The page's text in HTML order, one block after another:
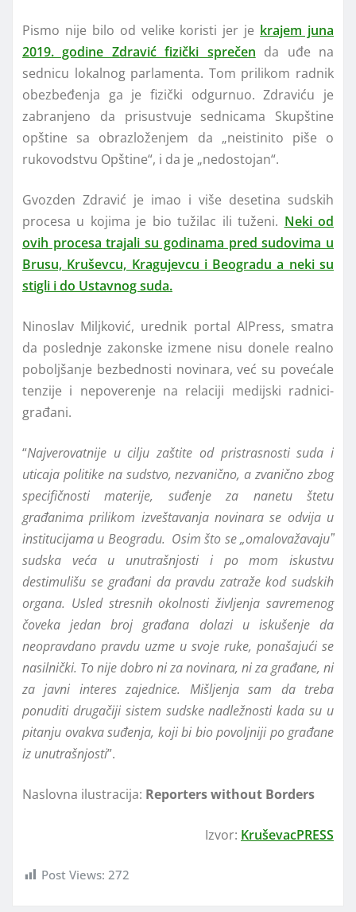
Pismo nije bilo od velike koristi jer je krajem juna
2019. godine Zdravić fizički sprečen da uđe na
sednicu lokalnog parlamenta. Tom prilikom radnik
obezbeđenja ga je fizički odgurnuo. Zdraviću je
zabranjeno da prisustvuje sednicama Skupštine
opštine sa obrazloženjem da „neistinito piše o
rukovodstvu Opštine“, i da je „nedostojan“.
Gvozden Zdravić je imao i više desetina sudskih
procesa u kojima je bio tužilac ili tuženi. Neki od
ovih procesa trajali su godinama pred sudovima u
Brusu, Kruševcu, Kragujevcu i Beogradu a neki su
stigli i do Ustavnog suda.
Ninoslav Miljković, urednik portal AlPress, smatra
da poslednje zakonske izmene nisu donele realno
poboljšanje bezbednosti novinara, već su povećale
tenzije i nepoverenje na relaciji medijski radnici-
građani.
“Najverovatnije u cilju zaštite od pristrasnosti suda i
uticaja politike na sudstvo, nezvanično, a zvanično zbog
specifičnosti materije, suđenje za nanetu štetu
građanima prilikom izveštavanja novinara se odvija u
institucijama u Beogradu. Osim što se „omalovažavajuˮ
sudska veća u unutrašnjosti i po mom iskustvu
destimulišu se građani da pravdu zatraže kod sudskih
organa. Usled stresnih okolnosti življenja savremenog
čoveka jedan broj građana dolazi u iskušenje da
neopravdano pravdu uzme u svoje ruke, ponašajući se
nasilnički. To nije dobro ni za novinara, ni za građane, ni
za javni interes zajednice. Mišljenja sam da treba
ponuditi drugačiji sistem sudske nadležnosti kada su u
pitanju ovakva suđenja, koji bi bio povoljniji po građane
iz unutrašnjosti”.
Naslovna ilustracija: Reporters without Borders
Izvor: KruševacPRESS
Post Views: 272